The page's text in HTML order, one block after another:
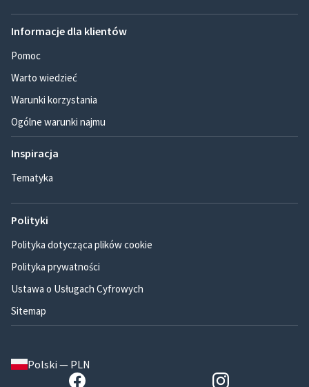
Informacje dla klientów
Pomoc
Warto wiedzieć
Warunki korzystania
Ogólne warunki najmu
Inspiracja
Tematyka
Polityki
Polityka dotycząca plików cookie
Polityka prywatności
Ustawa o Usługach Cyfrowych
Sitemap
Polski — PLN